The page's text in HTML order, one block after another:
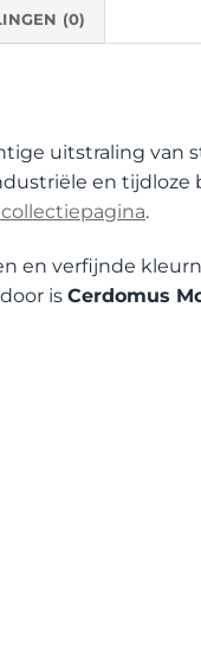
(0)
uitstraling van
en tijdloze
.
en verfijnde
is Cerdomus